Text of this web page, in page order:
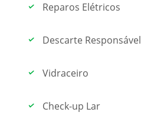
Reparos Elétricos
Descarte Responsável
Vidraceiro
Check-up Lar